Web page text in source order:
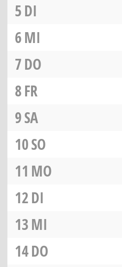
5DI
6MI
7DO
8FR
9SA
10SO
11 MO
12DI
13MI
14DO